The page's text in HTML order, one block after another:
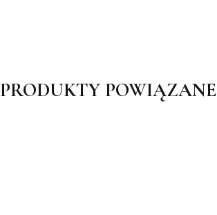
PRODUKTY POWIĄZANE